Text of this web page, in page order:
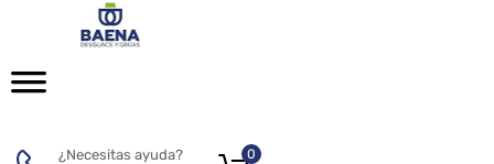
¿Necesitas ayuda? 0